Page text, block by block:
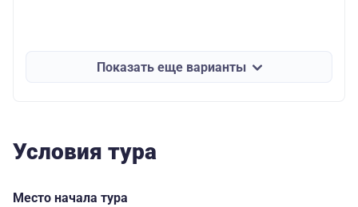
Показать еще варианты
Условия тура
Место начала тура